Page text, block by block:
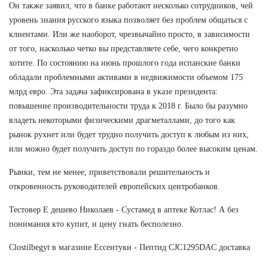
Он также заявил, что в банке работают несколько сотрудников, чей
уровень знания русского языка позволяет без проблем общаться с
клиентами. Или же наоборот, чрезвычайно просто, в зависимости
от того, насколько четко вы представляете себе, чего конкретно
хотите. По состоянию на июнь прошлого года испанские банки
обладали проблемными активами в недвижимости объемом 175
млрд евро. Эта задача зафиксирована в указе президента:
повышение производительности труда к 2018 г. Было бы разумно
владеть некоторыми физическими драгметаллами, до того как
рынок рухнет или будет трудно получить доступ к любым из них,
или можно будет получить доступ по гораздо более высоким ценам.
Рынки, тем не менее, приветствовали решительность и
откровенность руководителей европейских центробанков.
Тестовер Е дешево Николаев - Сустамед в аптеке Котлас! А без
понимания кто купит, и цену гнать бесполезно.
Clostilbegyt в магазине Ессентуки - Пептид CJC1295DAC доставка